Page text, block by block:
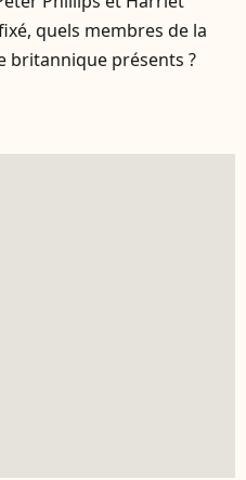
quels membres de la
britannique présents ?